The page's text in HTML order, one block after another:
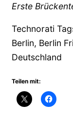
Erste
Technorati
Berlin, Berlin
Deutschland
Teilen mit: